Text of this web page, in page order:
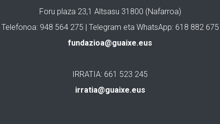
Foru plaza 23,1 Altsasu 31800 (Nafarroa)
Telefonoa: 948 564 275 | Telegram eta WhatsApp: 618 882 675
fundazioa@guaixe.eus
IRRATIA: 661 523 245
irratia@guaixe.eus